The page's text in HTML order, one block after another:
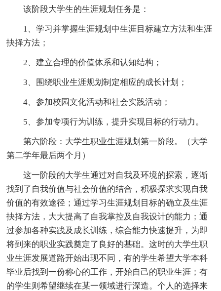
该阶段大学生的生涯规划任务是：
1、学习并掌握生涯规划中生涯目标建立方法和生涯
抉择方法；
2、建立合理的价值体系和认知结构；
3、围绕职业生涯规划制定相应的成长计划；
4、参加校园文化活动和社会实践活动；
5、参加专项行为训练，提升实现目标的行动力。
第六阶段：大学生职业生涯规划第一阶段。（大学
第二学年最后两个月）
这一阶段的大学生通过对自我及环境的探索，逐渐
找到了自我价值与社会价值的结合，积极探求实现自我
价值的有效途径；通过学习生涯规划目标的确立及生涯
抉择方法，大大提高了自我掌控及自我设计的能力；通
过参加各种实践及成长训练，综合能力快速提升，为即
将到来的职业实践奠定了良好的基础。这时的大学生职
业生涯发展道路开始出现不同，有的学生希望大学本科
毕业后找到一份称心的工作，开始自己的职业生涯；有
的学生则希望继续在某一领域进行深造。个人的选择来